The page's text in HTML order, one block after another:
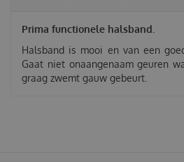
Prima functionele halsband.
Halsband is mooi en van een
Gaat niet onaangenaam geuren
graag zwemt gauw gebeurt.